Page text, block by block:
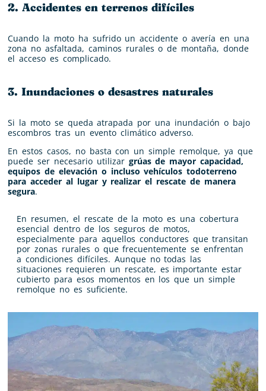
2. Accidentes en terrenos difíciles
Cuando la moto ha sufrido un accidente o avería en una
zona no asfaltada, caminos rurales o de montaña, donde
el acceso es complicado.
3. Inundaciones o desastres naturales
Si la moto se queda atrapada por una inundación o bajo
escombros tras un evento climático adverso.
En estos casos, no basta con un simple remolque, ya que
puede ser necesario utilizar grúas de mayor capacidad,
equipos de elevación o incluso vehículos todoterreno
para acceder al lugar y realizar el rescate de manera
segura.
En resumen, el rescate de la moto es una cobertura
esencial dentro de los seguros de motos,
especialmente para aquellos conductores que transitan
por zonas rurales o que frecuentemente se enfrentan
a condiciones difíciles. Aunque no todas las
situaciones requieren un rescate, es importante estar
cubierto para esos momentos en los que un simple
remolque no es suficiente.